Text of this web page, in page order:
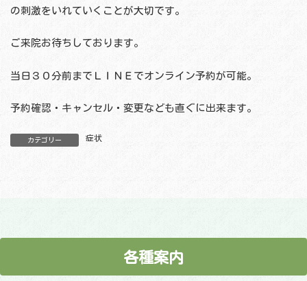
の刺激をいれていくことが大切です。
ご来院お待ちしております。
当日３０分前までＬＩＮＥでオンライン予約が可能。
予約確認・キャンセル・変更なども直ぐに出来ます。
カテゴリー 症状
各種案内